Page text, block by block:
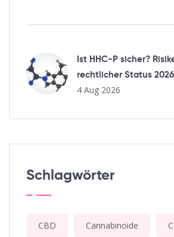
Ist HHC-P sicher?
rechtlicher Status 2026
4 Aug 2026
Schlagwörter
CBD Cannabinoide